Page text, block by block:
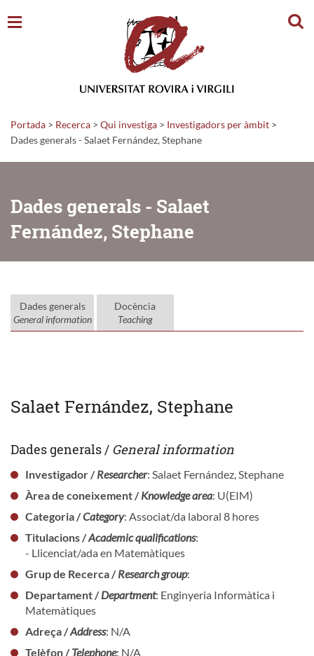
Portada > Recerca > Qui investiga > Investigadors per àmbit >
Dades generals - Salaet Fernández, Stephane
Dades generals - Salaet
Fernández, Stephane
Dades generals
General information
Docència
Teaching
Salaet Fernández, Stephane
Dades generals / General information
Investigador /Researcher: Salaet Fernández, Stephane
Àrea de coneixement /Knowledge area: U(EIM)
Categoria /Category: Associat/da laboral 8 hores
Titulacions /Academic qualifications:
- Llicenciat/ada en Matemàtiques
Grup de Recerca /Research group:
Departament /Department: Enginyeria Informàtica i
Matemàtiques
Adreça /Address: N/A
Telèfon /Telephone: N/A